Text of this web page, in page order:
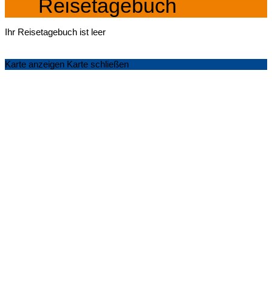
Reisetagebuch
Ihr Reisetagebuch ist leer
Karte anzeigen Karte schließen